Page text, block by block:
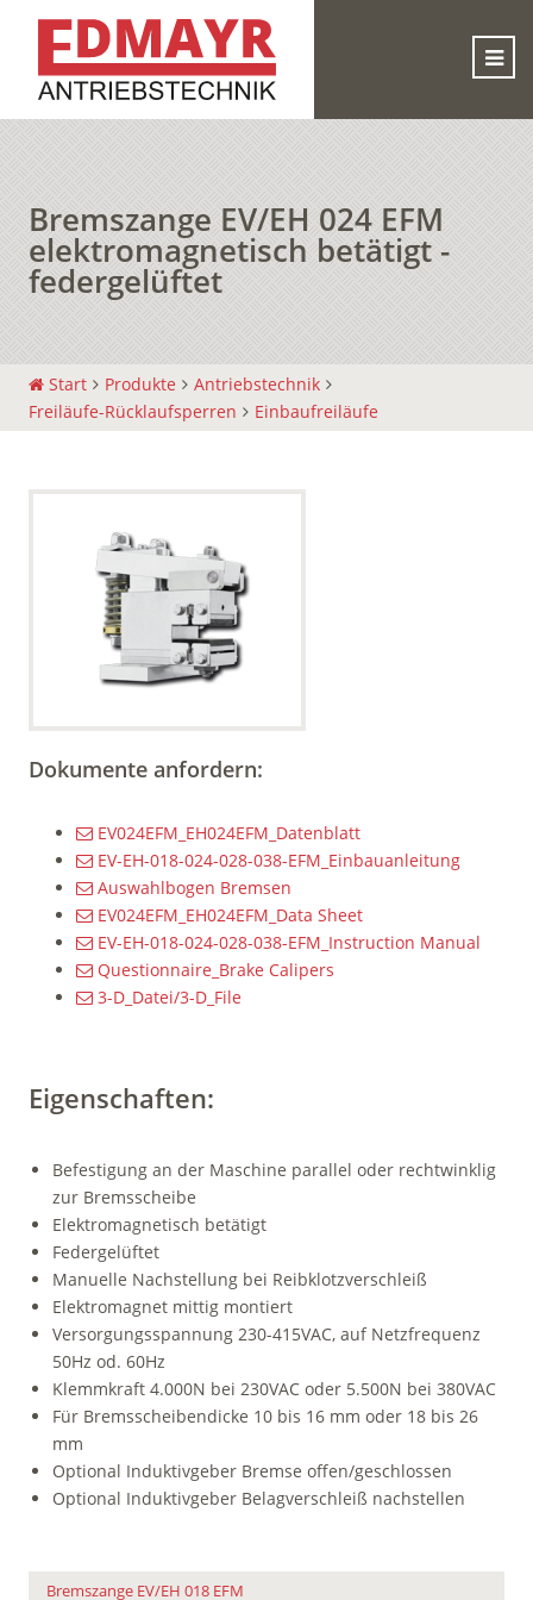
Bremszange EV/EH 024 EFM
elektromagnetisch betätigt -
federgelüftet
Start Produkte
Antriebstechnik
Freiläufe-Rücklaufsperren
Einbaufreiläufe
Dokumente anfordern:
EV024EFM_EH024EFM_Datenblatt
EV-EH-018-024-028-038-EFM_Einbauanleitung
Auswahlbogen Bremsen
EV024EFM_EH024EFM_Data Sheet
EV-EH-018-024-028-038-EFM_Instruction Manual
Questionnaire_Brake Calipers
3-D_Datei/3-D_File
Eigenschaften:
Befestigung an der Maschine parallel oder rechtwinklig
zur Bremsscheibe
Elektromagnetisch betätigt
Federgelüftet
Manuelle Nachstellung bei Reibklotzverschleiß
Elektromagnet mittig montiert
Versorgungsspannung 230-415VAC, auf Netzfrequenz
50Hz od. 60Hz
Klemmkraft 4.000N bei 230VAC oder 5.500N bei 380VAC
Für Bremsscheibendicke 10 bis 16 mm oder 18 bis 26
mm
Optional Induktivgeber Bremse offen/geschlossen
Optional Induktivgeber Belagverschleiß nachstellen
Bremszange EV/EH 018 EFM